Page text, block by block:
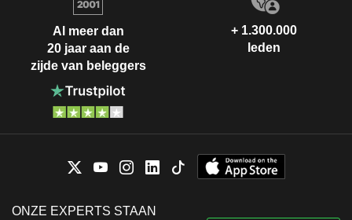
Al meer dan
20 jaar aan de
zijde van beleggers
+ 1.300.000
leden
ONZE EXPERTS STAAN